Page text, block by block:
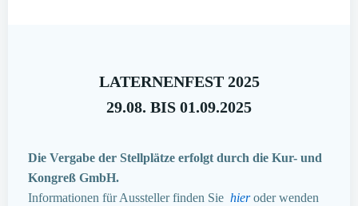
LATERNENFEST 2025
29.08. BIS 01.09.2025
Die Vergabe der Stellplätze erfolgt durch die Kur- und
Kongreß GmbH.
Informationen für Aussteller finden Sie hieroder wenden